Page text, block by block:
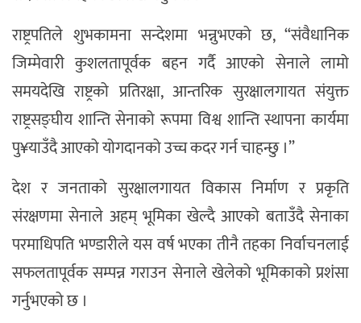
राष्ट्रपतिले शुभकामना सन्देशमा भन्नुभएको छ, “संवैधानिक
जिम्मेवारी कुशलतापूर्वक बहन गर्दै आएको सेनाले लामो
समयदेखि राष्ट्रको प्रतिरक्षा, आन्तरिक सुरक्षालगायत संयुक्त
राष्ट्रसङ्घीय शान्ति सेनाको रूपमा विश्व शान्ति स्थापना कार्यमा
पु¥याउँदै आएको योगदानको उच्च कदर गर्न चाहन्छु ।”
देश र जनताको सुरक्षालगायत विकास निर्माण र प्रकृति
संरक्षणमा सेनाले अहम् भूमिका खेल्दै आएको बताउँदै सेनाका
परमाधिपति भण्डारीले यस वर्ष भएका तीनै तहका निर्वाचनलाई
सफलतापूर्वक सम्पन्न गराउन सेनाले खेलेको भूमिकाको प्रशंसा
गर्नुभएको छ ।